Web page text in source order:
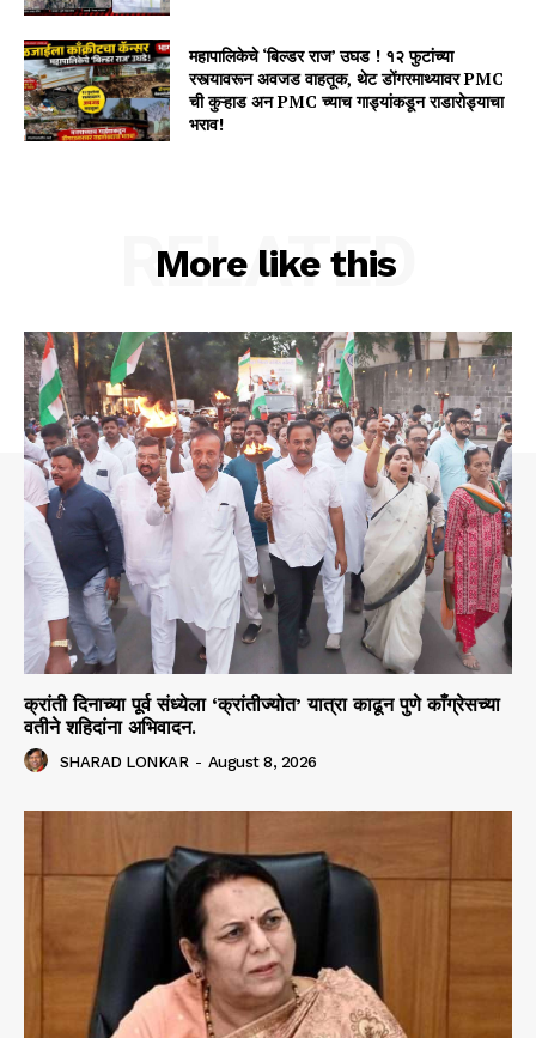
महापालिकेचे ‘बिल्डर राज’ उघड ! १२ फुटांच्या
रस्त्यावरून अवजड वाहतूक, थेट डोंगरमाथ्यावर PMC
ची कुऱ्हाड अन PMC च्याच गाड्यांकडून राडारोड्याचा
भराव!
More like this
RELATED
क्रांती दिनाच्या पूर्व संध्येला ‘क्रांतीज्योत’ यात्रा काढून पुणे काँग्रेसच्या
वतीने शहिदांना अभिवादन.
SHARAD LONKAR - August 8, 2026